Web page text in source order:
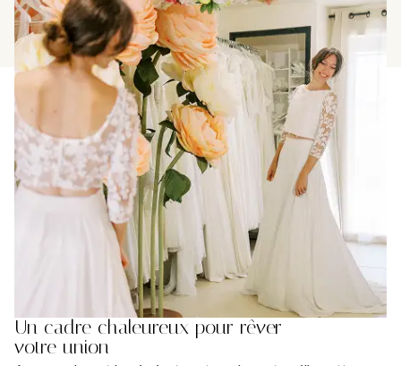
Un cadre chaleureux pour rêver
votre union